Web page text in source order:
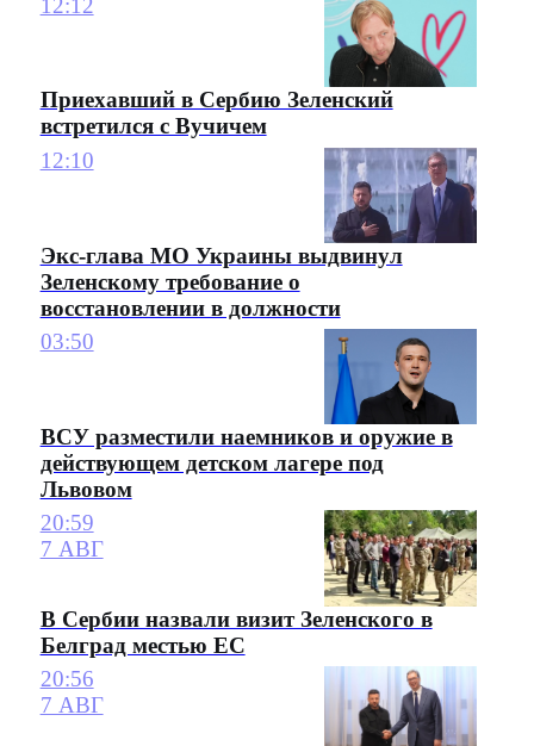
Приехавший в Сербию Зеленский
встретился с Вучичем
12:10
Экс-глава МО Украины выдвинул
Зеленскому требование о
восстановлении в должности
03:50
ВСУ разместили наемников и оружие в
действующем детском лагере под
Львовом
20:59
7 АВГ
В Сербии назвали визит Зеленского в
Белград местью ЕС
20:56
7 АВГ